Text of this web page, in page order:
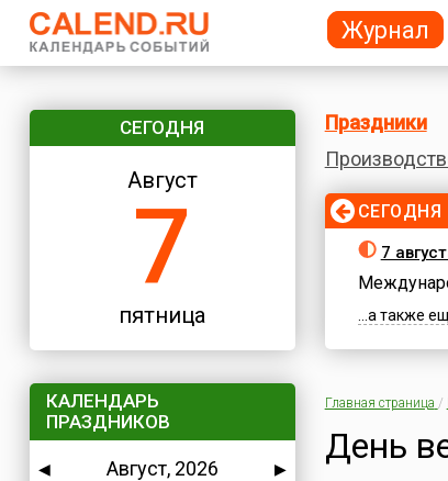
СЕГОДНЯ
Август
7
пятница
КАЛЕНДАРЬ
ПРАЗДНИКОВ
◀ Август, 2026
▶
Праздники
СЕГОДНЯ
7
...а также
Главная страница /
День
Журнал